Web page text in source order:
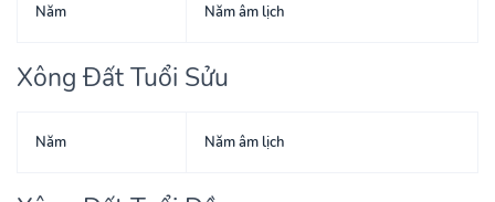
Năm Năm âm lịch
Xông Đất Tuổi Sửu
Năm Năm âm lịch